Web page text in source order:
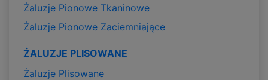
Żaluzje Pionowe Tkaninowe
Żaluzje Pionowe Zaciemniające
ŻALUZJE PLISOWANE
Żaluzje Plisowane